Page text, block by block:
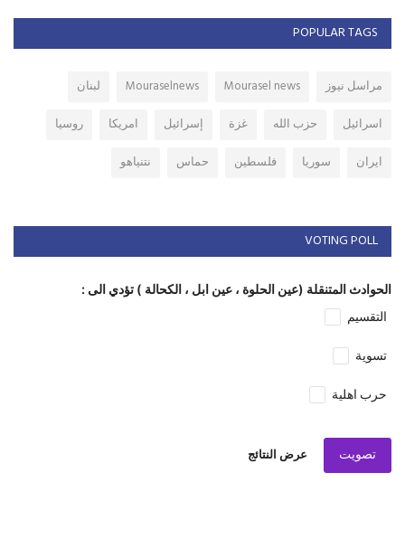
POPULAR TAGS
مراسل نيوز Mourasel news
Mouraselnews
لبنان
اسرائيل
حزب الله غزة إسرائيل امريكا
روسيا
ايران
سوريا فلسطين حماس نتنياهو
VOTING POLL
الحوادث المتنقلة (عين الحلوة ، عين ابل ، الكحالة ) تؤدي الى :
التقسيم
تسوية
حرب اهلية
تصويت عرض النتائج